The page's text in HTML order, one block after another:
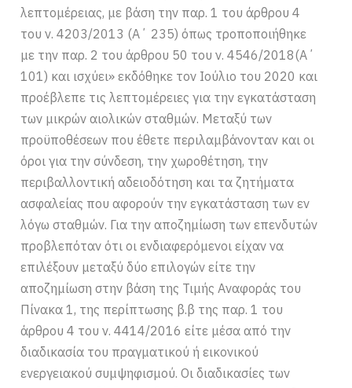
λεπτομέρειας, με βάση την παρ. 1 του άρθρου 4
του ν. 4203/2013 (Α΄ 235) όπως τροποποιήθηκε
με την παρ. 2 του άρθρου 50 του ν. 4546/2018(Α΄
101) και ισχύει» εκδόθηκε τον Ιούλιο του 2020 και
προέβλεπε τις λεπτομέρειες για την εγκατάσταση
των μικρών αιολικών σταθμών. Μεταξύ των
προϋποθέσεων που έθετε περιλαμβάνονταν και οι
όροι για την σύνδεση, την χωροθέτηση, την
περιβαλλοντική αδειοδότηση και τα ζητήματα
ασφαλείας που αφορούν την εγκατάσταση των εν
λόγω σταθμών. Για την αποζημίωση των επενδυτών
προβλεπόταν ότι οι ενδιαφερόμενοι είχαν να
επιλέξουν μεταξύ δύο επιλογών είτε την
αποζημίωση στην βάση της Τιμής Αναφοράς του
Πίνακα 1, της περίπτωσης β.β της παρ. 1 του
άρθρου 4 του ν. 4414/2016 είτε μέσα από την
διαδικασία του πραγματικού ή εικονικού
ενεργειακού συμψηφισμού. Οι διαδικασίες των